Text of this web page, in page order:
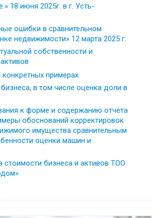
18 июня 2025г. в г. Усть-
ошибки в сравнительном
недвижимости» 12 марта 2025 г.
собственности и
примерах
в том числе оценка доли в
к форме и содержанию отчета
обоснований корректировок
имущества сравнительным
оценки машин и
стоимости бизнеса и активов ТОО